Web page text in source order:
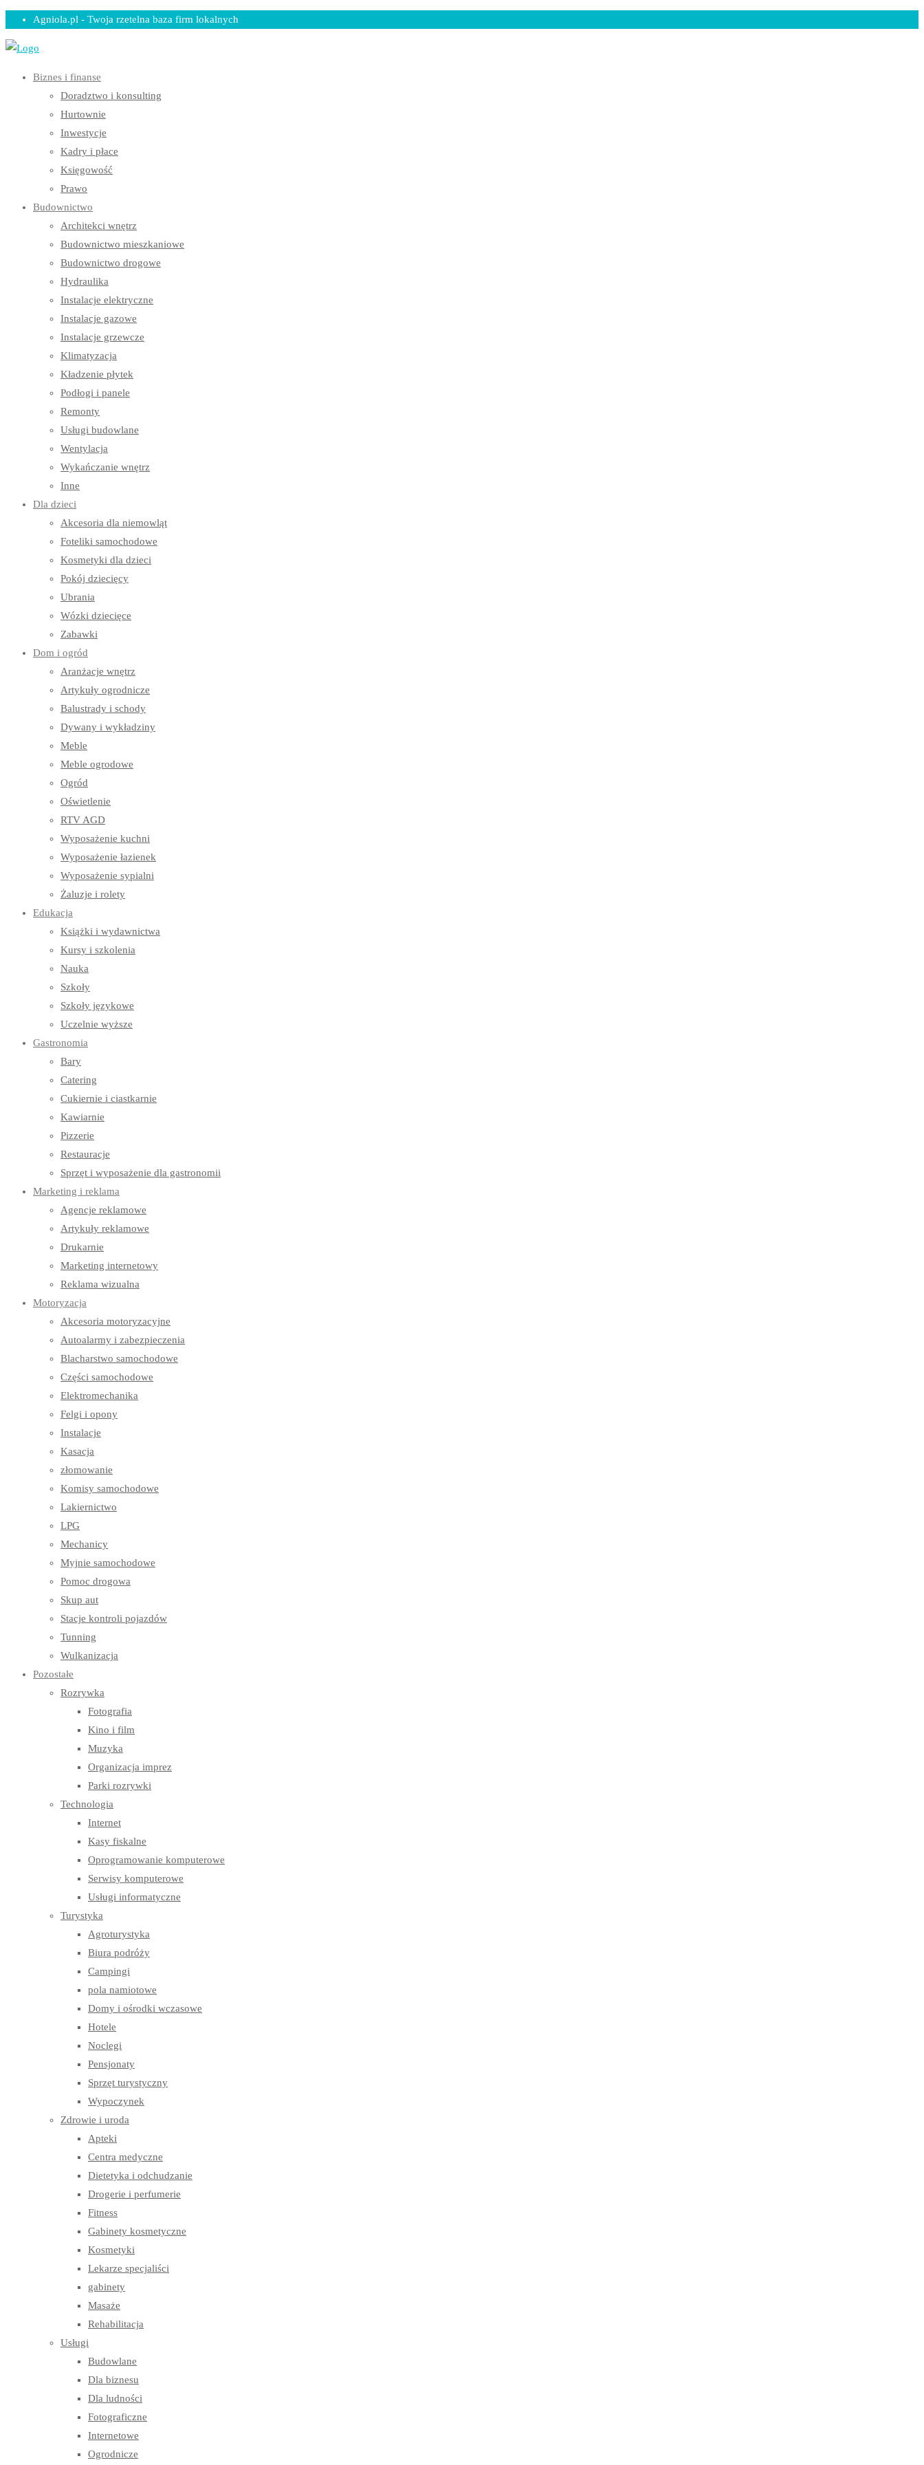
Skip
to
content
Agniola.pl - Twoja rzetelna baza firm lokalnych
Biznes i finanse
Doradztwo i konsulting
Hurtownie
Inwestycje
Kadry i płace
Księgowość
Prawo
Budownictwo
Architekci wnętrz
Budownictwo mieszkaniowe
Budownictwo drogowe
Hydraulika
Instalacje elektryczne
Instalacje gazowe
Instalacje grzewcze
Klimatyzacja
Kładzenie płytek
Podłogi i panele
Remonty
Usługi budowlane
Wentylacja
Wykańczanie wnętrz
Inne
Dla dzieci
Akcesoria dla niemowląt
Foteliki samochodowe
Kosmetyki dla dzieci
Pokój dziecięcy
Ubrania
Wózki dziecięce
Zabawki
Dom i ogród
Aranżacje wnętrz
Artykuły ogrodnicze
Balustrady i schody
Dywany i wykładziny
Meble
Meble ogrodowe
Ogród
Oświetlenie
RTV AGD
Wyposażenie kuchni
Wyposażenie łazienek
Wyposażenie sypialni
Żaluzje i rolety
Edukacja
Książki i wydawnictwa
Kursy i szkolenia
Nauka
Szkoły
Szkoły językowe
Uczelnie wyższe
Gastronomia
Bary
Catering
Cukiernie i ciastkarnie
Kawiarnie
Pizzerie
Restauracje
Sprzęt i wyposażenie dla gastronomii
Marketing i reklama
Agencje reklamowe
Artykuły reklamowe
Drukarnie
Marketing internetowy
Reklama wizualna
Motoryzacja
Akcesoria motoryzacyjne
Autoalarmy i zabezpieczenia
Blacharstwo samochodowe
Części samochodowe
Elektromechanika
Felgi i opony
Instalacje
Kasacja
złomowanie
Komisy samochodowe
Lakiernictwo
LPG
Mechanicy
Myjnie samochodowe
Pomoc drogowa
Skup aut
Stacje kontroli pojazdów
Tunning
Wulkanizacja
Pozostałe
Rozrywka
Fotografia
Kino i film
Muzyka
Organizacja imprez
Parki rozrywki
Technologia
Internet
Kasy fiskalne
Oprogramowanie komputerowe
Serwisy komputerowe
Usługi informatyczne
Turystyka
Agroturystyka
Biura podróży
Campingi
pola namiotowe
Domy i ośrodki wczasowe
Hotele
Noclegi
Pensjonaty
Sprzęt turystyczny
Wypoczynek
Zdrowie i uroda
Apteki
Centra medyczne
Dietetyka i odchudzanie
Drogerie i perfumerie
Fitness
Gabinety kosmetyczne
Kosmetyki
Lekarze specjaliści
gabinety
Masaże
Rehabilitacja
Usługi
Budowlane
Dla biznesu
Dla ludności
Fotograficzne
Internetowe
Ogrodnicze